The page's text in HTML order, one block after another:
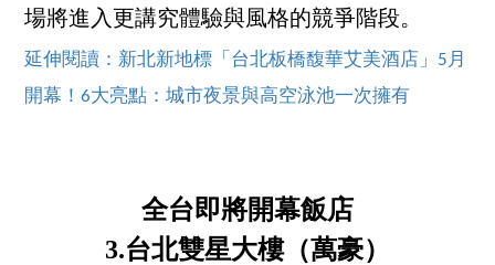
場將進入更講究體驗與風格的競爭階段。
延伸閱讀：新北新地標「台北板橋馥華艾美酒店」5月
開幕！6大亮點：城市夜景與高空泳池一次擁有
全台即將開幕飯店
3.台北雙星大樓（萬豪）